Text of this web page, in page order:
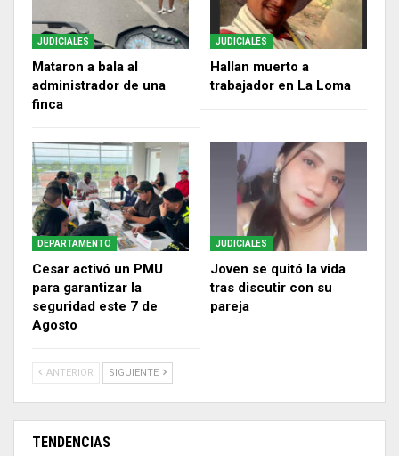
JUDICIALES
Mataron a bala al
administrador de una
finca
JUDICIALES
Hallan muerto a
trabajador en La Loma
DEPARTAMENTO
Cesar activó un PMU
para garantizar la
seguridad este 7 de
Agosto
JUDICIALES
Joven se quitó la vida
tras discutir con su
pareja
ANTERIOR SIGUIENTE
TENDENCIAS